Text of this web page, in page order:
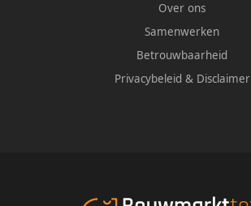
Over ons
Samenwerken
Betrouwbaarheid
Privacybeleid & Disclaimer